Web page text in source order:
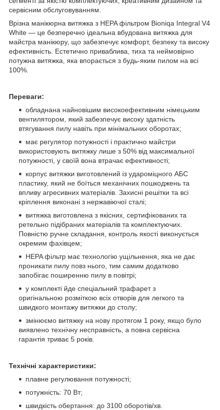
сервісним обслуговуванням.
Врізна манікюрна витяжка з HEPA фільтром Bioniqa Integral V4
White — це безперечно ідеальна вбудована витяжка для
майстра манікюру, що забезпечує комфорт, безпеку та високу
ефективність. Естетично приваблива, тиха та неймовірно
потужна витяжка, яка впорається з будь-яким пилом на всі
100%.
Переваги:
обладнана найновішим високоефективним німецьким
вентилятором, який забезпечує високу здатність
втягування пилу навіть при мінімальних оборотах;
має регулятор потужності і практично майстри
використовують витяжку лише з 50% від максимальної
потужності, у своїй вона втрачає ефективності;
корпус витяжки виготовлений із удароміцного АБС
пластику, який не боїться механічних пошкоджень та
впливу агресивних матеріалів. Захисні решітки та всі
кріплення виконані з нержавіючої сталі;
витяжка виготовлена з якісних, сертифікованих та
ретельно підібраних матеріалів та комплектуючих.
Повністю ручне складання, контроль якості виконується
окремим фахівцем;
НEPA фільтр має технологію ущільнення, яка не дає
проникати пилу повз нього, тим самим додатково
запобігає поширенню пилу в повітрі;
у комплекті йде спеціальний трафарет з
оригінальною розміткою всіх отворів для легкого та
швидкого монтажу витяжки до столу;
змінюємо витяжку на нову протягом 1 року, якщо було
виявлено технічну несправність, а повна сервісна
гарантія триває 5 років.
Технічні характеристики:
плавне регулювання потужності;
потужність: 70 Вт;
швидкість обертання: до 3100 оборотів/хв.